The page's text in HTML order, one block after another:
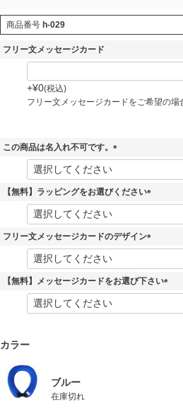
商品番号 h-029
フリー文メッセージカード
+¥0 税込
フリー文メッセージカードをご希望の場
この商品は名入れ不可です。
(
須
【無料】ラッピングをお選びください
(
須
フリー文メッセージカードのデザイン
(
須
【無料】メッセージカードをお選び下さい
(
カラー
ブルー
在庫切れ